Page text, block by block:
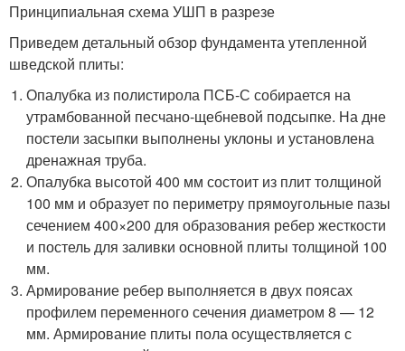
Принципиальная схема УШП в разрезе
Приведем детальный обзор фундамента утепленной
шведской плиты:
Опалубка из полистирола ПСБ-С собирается на
утрамбованной песчано-щебневой подсыпке. На дне
постели засыпки выполнены уклоны и установлена
дренажная труба.
Опалубка высотой 400 мм состоит из плит толщиной
100 мм и образует по периметру прямоугольные пазы
сечением 400×200 для образования ребер жесткости
и постель для заливки основной плиты толщиной 100
мм.
Армирование ребер выполняется в двух поясах
профилем переменного сечения диаметром 8 — 12
мм. Армирование плиты пола осуществляется с